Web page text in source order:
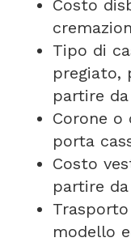
Costo
Tipo di
pregiato,
partire
Corone
porta
Costo
partire
modello